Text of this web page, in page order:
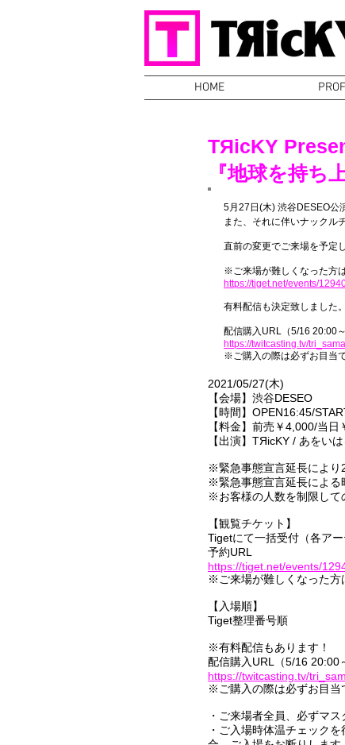
HOME
TЯicKY
『地球を持ち
5月27日(木) 渋谷DESEO公
また、それに伴いナックル
直前の変更でご来場を予定
※ご来場が難しくなった方
https://tiget.net/events/
有料配信も決定致しました。
配信購入URL（5/16 20:00～
https://twitcasting.tv/
※ご購入の際は必ずお目当
2021/05/27(木)
【会場】渋谷DESEO
【時間】OPEN16:45/
【料金】前売￥4,000/当
【出演】TЯicKY / あをい
※緊急事態宣言延長により
※緊急事態宣言延長による
※お客様の人数を制限して
【観覧チケット】
Tigetにて一括受付（各アー
予約URL
https://tiget.net/events/
※ご来場が難しくなった方
【入場順】
Tiget整理番号順
※有料配信もあります！
配信購入URL（5/16 20:00
https://twitcasting.tv/
※ご購入の際は必ずお目当
・ご来場者全員、必ずマ
・ご入場時体温チェック